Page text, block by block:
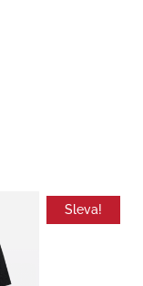
Sleva!